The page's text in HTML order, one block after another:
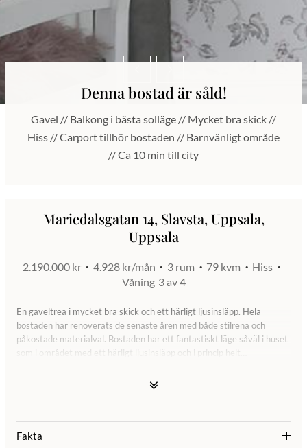
Denna bostad är såld!
Gavel // Balkong i bästa solläge // Mycket bra skick //
Hiss // Carport tillhör bostaden // Barnvänligt område
// Ca 10 min till city
Mariedalsgatan 14, Slavsta, Uppsala,
Uppsala
2.190.000 kr 4.928 kr/mån 3 rum 79 kvm
Hiss
Våning 3 av 4
En gaveltrea i mycket bra skick och ett härligt ljusinsläpp. Hela
bostaden har renoverats de senaste åren med både stilrena och
påkostade materialval. Bostaden har ett fantastiskt läge såväl i huset
som i området med ett härligt ljusinsläpp och i princip helt
sovrum med gott om förvaring, ett stort badrum med badkar och både
samt ett exklusivt och fullt utrustat kök med en ordentlig matplats.
Fakta